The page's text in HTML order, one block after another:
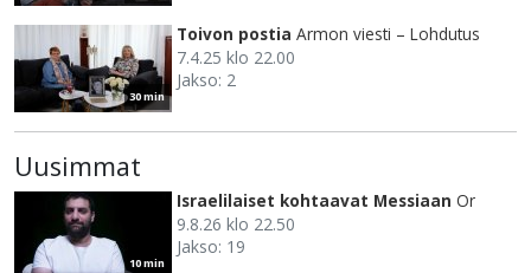
30 min
Toivon postia Armon viesti – Lohdutus
7.4.25 klo 22.00
Jakso: 2
Uusimmat
10 min
Israelilaiset kohtaavat Messiaan Or
9.8.26 klo 22.50
Jakso: 19